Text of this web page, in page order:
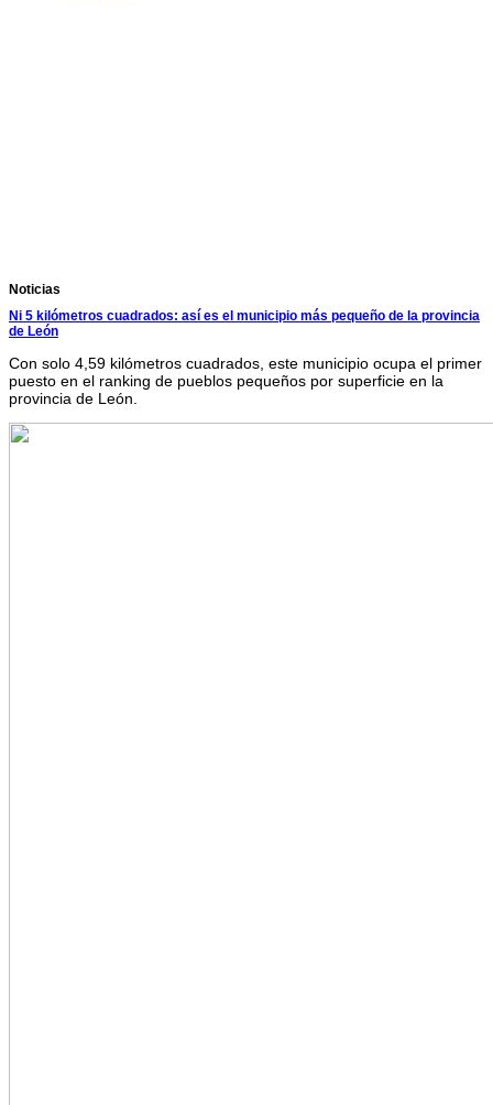
Noticias
Ni 5 kilómetros cuadrados: así es el municipio más pequeño de la provincia
de León
Con solo 4,59 kilómetros cuadrados, este municipio ocupa el primer
puesto en el ranking de pueblos pequeños por superficie en la
provincia de León.